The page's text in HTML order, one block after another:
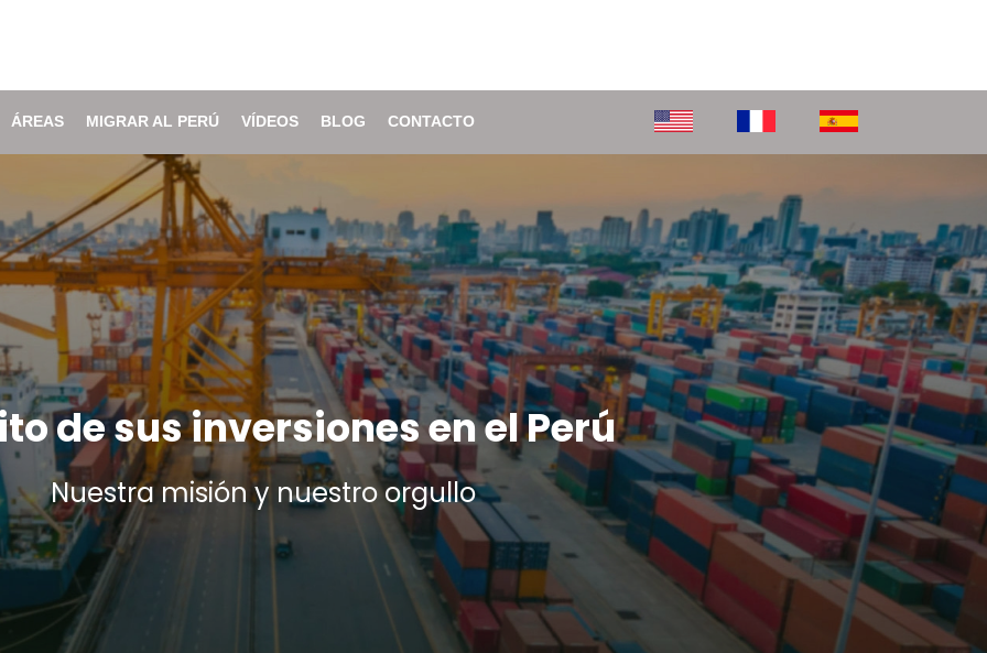
ÁREAS MIGRAR AL PERÚ VÍDEOS BLOG CONTACTO
de sus inversiones en el Perú
Nuestra misión y nuestro orgullo